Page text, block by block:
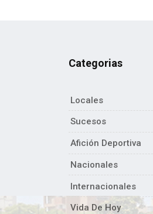
Categorias
Locales
Sucesos
Afición Deportiva
Nacionales
Internacionales
Vida De Hoy